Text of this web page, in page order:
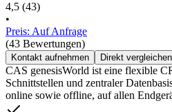
4,5 (43)
•
Preis: Auf Anfrage
(43 Bewertungen)
Kontakt aufnehmen Direkt vergleichen
CAS genesisWorld ist eine flexible
Schnittstellen und zentraler
online sowie offline, auf allen